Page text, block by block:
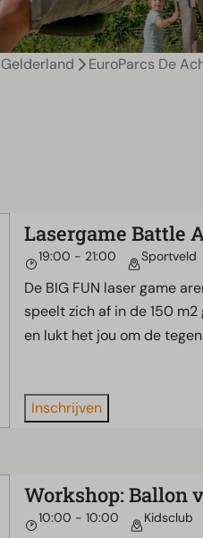
Gelderland EuroParcs De
Lasergame Battle
19:00 - 21:00 Sportveld
De BIG FUN laser game
speelt zich af in de 150
en lukt het jou om de
Inschrijven
Workshop: Ballon
10:00 - 10:00 Kidsclub